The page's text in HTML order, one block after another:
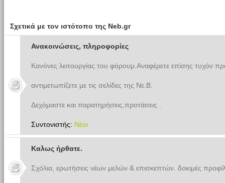
Σχετικά με τον ιστότοπο της Neb.gr
Ανακοινώσεις, πληροφορίες
Κανόνες λειτουργίας του φόρουμ.Αναφέρετε επίσης τυχόν
αντιμετωπίζετε με τις σελίδες της Νε.Β.
Δεχόμαστε και παρατηρήσεις,προτάσεις .
Συντονιστής: Νέοι
Καλως ήρθατε.
Σχόλια, ερωτήσεις νέων μελών & επισκεπτών. δοκιμές